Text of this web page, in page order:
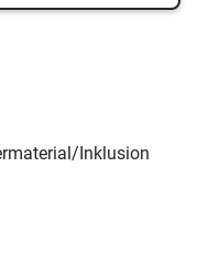
Inklusion